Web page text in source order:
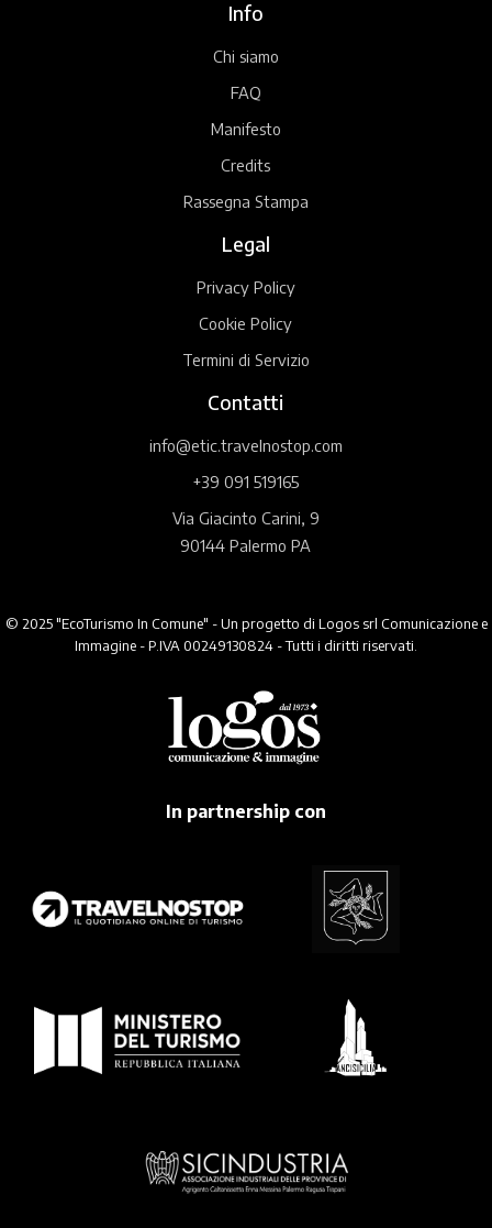
Info
Chi siamo
FAQ
Manifesto
Credits
Rassegna Stampa
Legal
Privacy Policy
Cookie Policy
Termini di Servizio
Contatti
info@etic.travelnostop.com
+39 091 519165
Via Giacinto Carini, 9
90144 Palermo PA
© 2025 "EcoTurismo In Comune" - Un progetto di Logos srl Comunicazione e
Immagine - P.IVA 00249130824 - Tutti i diritti riservati.
In partnership con